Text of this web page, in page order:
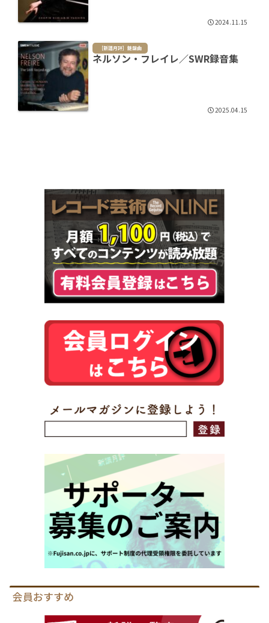
2024.11.15
［新譜月評］鍵盤曲
ネルソン・フレイレ／SWR録音集
2025.04.15
会員おすすめ